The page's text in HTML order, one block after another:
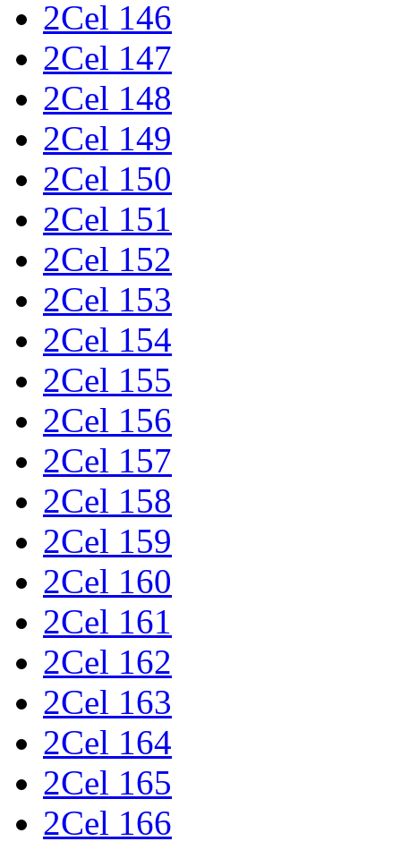
2Cel 146
2Cel 147
2Cel 148
2Cel 149
2Cel 150
2Cel 151
2Cel 152
2Cel 153
2Cel 154
2Cel 155
2Cel 156
2Cel 157
2Cel 158
2Cel 159
2Cel 160
2Cel 161
2Cel 162
2Cel 163
2Cel 164
2Cel 165
2Cel 166